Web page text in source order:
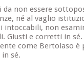
da non essere
né al vaglio
intoccabili, non
Giusti e corretti in sé.
come Bertolaso è
sé.